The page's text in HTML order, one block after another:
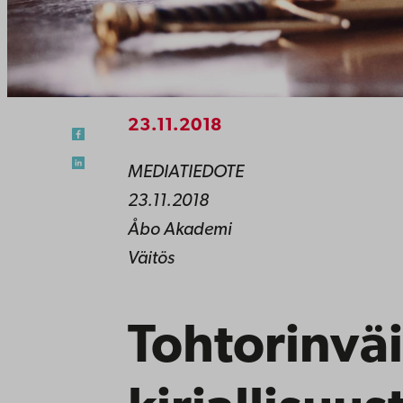
23.11.2018
MEDIATIEDOTE
23.11.2018
Åbo Akademi
Väitös